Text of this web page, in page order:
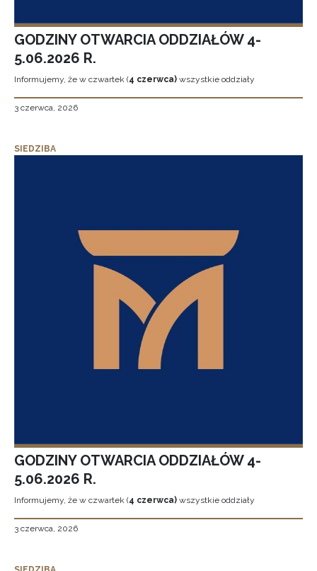
GODZINY OTWARCIA ODDZIAŁÓW 4-
5.06.2026 R.
Informujemy, że w czwartek (4 czerwca) wszystkie oddziały
3 czerwca, 2026
SIEDZIBA
GODZINY OTWARCIA ODDZIAŁÓW 4-
5.06.2026 R.
Informujemy, że w czwartek (4 czerwca) wszystkie oddziały
3 czerwca, 2026